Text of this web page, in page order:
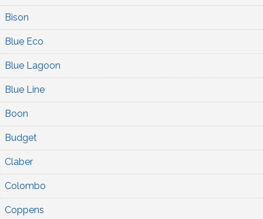
Bison
Blue Eco
Blue Lagoon
Blue Line
Boon
Budget
Claber
Colombo
Coppens